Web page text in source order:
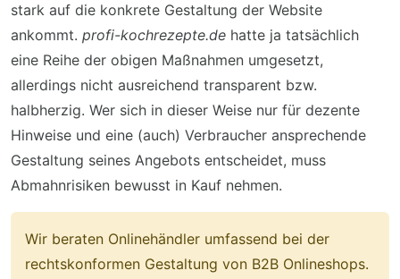
stark auf die konkrete Gestaltung der Website
ankommt. profi-kochrezepte.de hatte ja tatsächlich
eine Reihe der obigen Maßnahmen umgesetzt,
allerdings nicht ausreichend transparent bzw.
halbherzig. Wer sich in dieser Weise nur für dezente
Hinweise und eine (auch) Verbraucher ansprechende
Gestaltung seines Angebots entscheidet, muss
Abmahnrisiken bewusst in Kauf nehmen.
Wir beraten Onlinehändler umfassend bei der
rechtskonformen Gestaltung von B2B Onlineshops.